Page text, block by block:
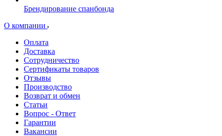
Брендирование спанбонда
О компании
Оплата
Доставка
Сотрудничество
Сертификаты товаров
Отзывы
Производство
Возврат и обмен
Статьи
Вопрос - Ответ
Гарантии
Вакансии